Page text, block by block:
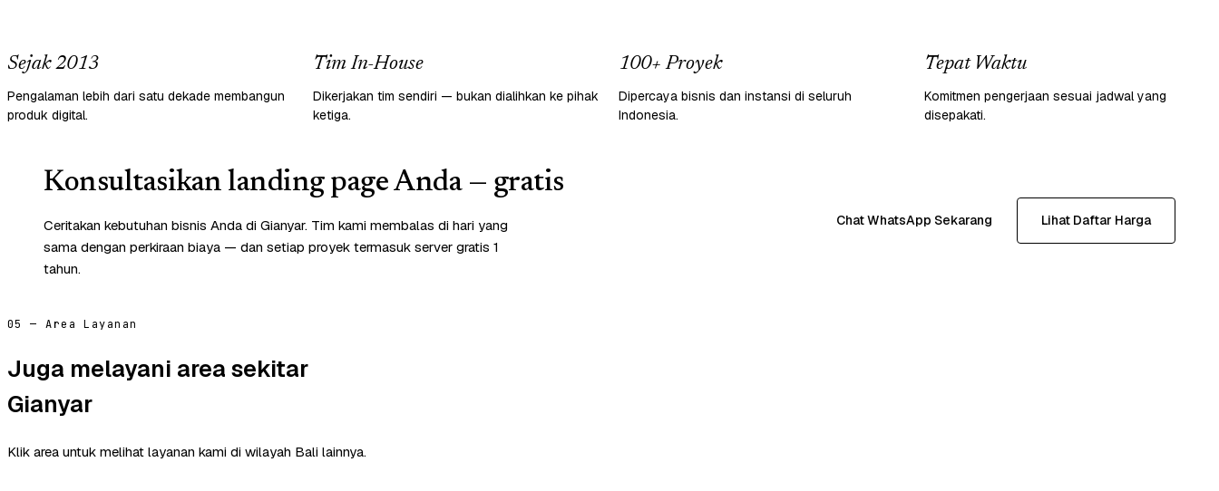
Sejak 2013
Pengalaman lebih dari satu dekade membangun
produk digital.
Tim In-House
Dikerjakan tim sendiri — bukan dialihkan ke pihak
ketiga.
100+ Proyek
Dipercaya bisnis dan instansi di seluruh
Indonesia.
Tepat Waktu
Komitmen pengerjaan sesuai jadwal yang
disepakati.
Konsultasikan landing page Anda — gratis
Ceritakan kebutuhan bisnis Anda di Gianyar. Tim kami membalas di hari yang
sama dengan perkiraan biaya — dan setiap proyek termasuk server gratis 1
tahun.
Chat WhatsApp Sekarang Lihat Daftar Harga
05 — Area Layanan
Juga melayani area sekitar
Gianyar
Klik area untuk melihat layanan kami di wilayah Bali lainnya.